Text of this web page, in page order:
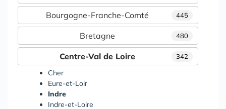
445
Bourgogne-Franche-Comté
480
Bretagne
342
Centre-Val de Loire
Cher
Eure-et-Loir
Indre
Indre-et-Loire